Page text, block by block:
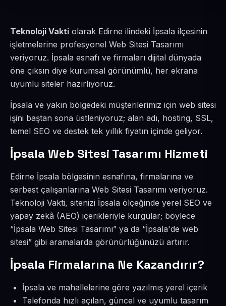
Teknoloji Vakti olarak Edirne ilindeki İpsala ilçesinin
işletmelerine profesyonel Web Sitesi Tasarımı
veriyoruz. İpsala esnafı ve firmaları dijital dünyada
öne çıksın diye kurumsal görünümlü, her ekrana
uyumlu siteler hazırlıyoruz.
İpsala ve yakın bölgedeki müşterilerimiz için web sitesi
işini baştan sona üstleniyoruz; alan adı, hosting, SSL,
temel SEO ve destek tek yıllık fiyatın içinde geliyor.
İpsala Web Sitesi Tasarımı Hizmeti
Edirne İpsala bölgesinin esnafına, firmalarına ve
serbest çalışanlarına Web Sitesi Tasarımı veriyoruz.
Teknoloji Vakti, sitenizi İpsala ölçeğinde yerel SEO ve
yapay zekâ (AEO) içerikleriyle kurgular; böylece
“İpsala Web Sitesi Tasarımı” ya da “İpsala'de web
sitesi” gibi aramalarda görünürlüğünüzü artırır.
İpsala Firmalarına Ne Kazandırır?
İpsala ve mahallelerine göre yazılmış yerel içerik
Telefonda hızlı açılan, güncel ve uyumlu tasarım